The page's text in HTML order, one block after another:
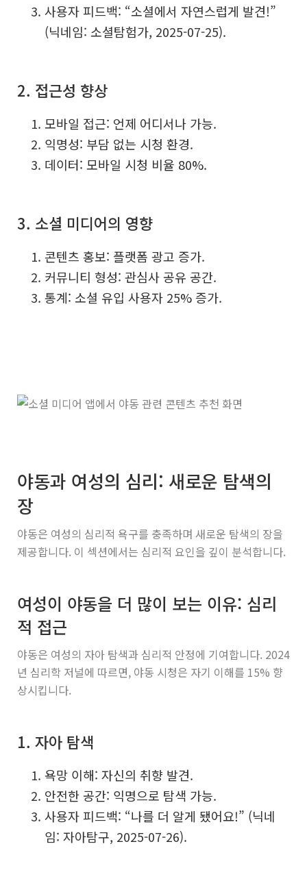
사용자 피드백: “소셜에서 자연스럽게 발견!”
(닉네임: 소셜탐험가, 2025-07-25).
2. 접근성 향상
모바일 접근: 언제 어디서나 가능.
익명성: 부담 없는 시청 환경.
데이터: 모바일 시청 비율 80%.
3. 소셜 미디어의 영향
콘텐츠 홍보: 플랫폼 광고 증가.
커뮤니티 형성: 관심사 공유 공간.
통계: 소셜 유입 사용자 25% 증가.
야동과 여성의 심리: 새로운 탐색의
장
야동은 여성의 심리적 욕구를 충족하며 새로운 탐색의 장을
제공합니다. 이 섹션에서는 심리적 요인을 깊이 분석합니다.
여성이 야동을 더 많이 보는 이유: 심리
적 접근
야동은 여성의 자아 탐색과 심리적 안정에 기여합니다. 2024
년 심리학 저널에 따르면, 야동 시청은 자기 이해를 15% 향
상시킵니다.
1. 자아 탐색
욕망 이해: 자신의 취향 발견.
안전한 공간: 익명으로 탐색 가능.
사용자 피드백: “나를 더 알게 됐어요!” (닉네
임: 자아탐구, 2025-07-26).